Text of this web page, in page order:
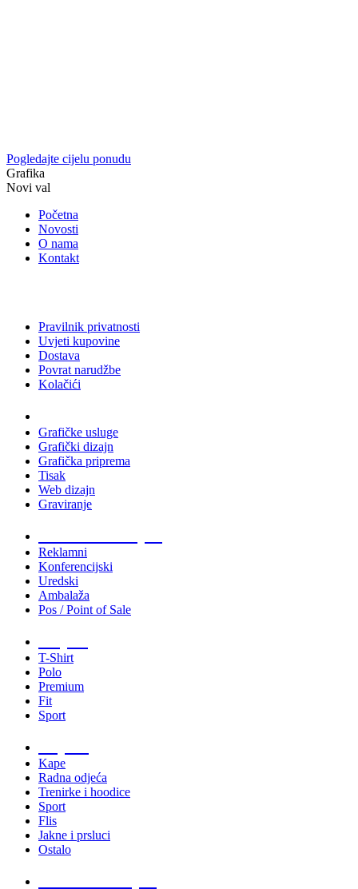
Pogledajte cijelu ponudu
Grafika
Novi val
Početna
Novosti
O nama
Kontakt
Pravilnik privatnosti
Uvjeti kupovine
Dostava
Povrat narudžbe
Kolačići
Grafičke usluge
Grafički dizajn
Grafička priprema
Tisak
Web dizajn
Graviranje
Reklamni
Konferencijski
Uredski
Ambalaža
Pos / Point of Sale
T-Shirt
Polo
Premium
Fit
Sport
Kape
Radna odjeća
Trenirke i hoodice
Sport
Flis
Jakne i prsluci
Ostalo